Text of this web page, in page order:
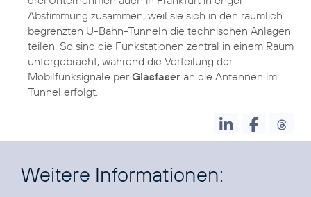
Abstimmung zusammen, weil sie sich in den räumlich
begrenzten U-Bahn-Tunneln die technischen Anlagen
teilen. So sind die Funkstationen zentral in einem Raum
untergebracht, während die Verteilung der
Mobilfunksignale perGlasfaser an die Antennen im
Tunnel erfolgt.
Weitere Informationen: